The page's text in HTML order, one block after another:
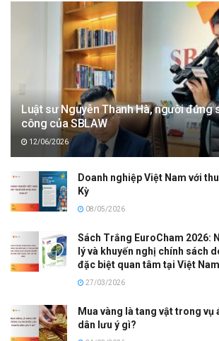
Luật sư Nguyễn Thanh Hà, người đứng
công của SBLAW
12/06/2026
Doanh nghiệp Việt Nam với
Kỳ
08/05/2026
Sách Trắng EuroCham 2026:
lý và khuyến nghị chính sách
đặc biệt quan tâm tại Việt
27/03/2026
Mua vàng là tang vật trong vụ
dân lưu ý gì?